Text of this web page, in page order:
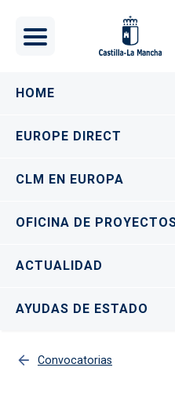
Navegación principal
HOME
EUROPE DIRECT
CLM EN EUROPA
OFICINA DE
ACTUALIDAD
AYUDAS DE ESTADO
Convocatorias